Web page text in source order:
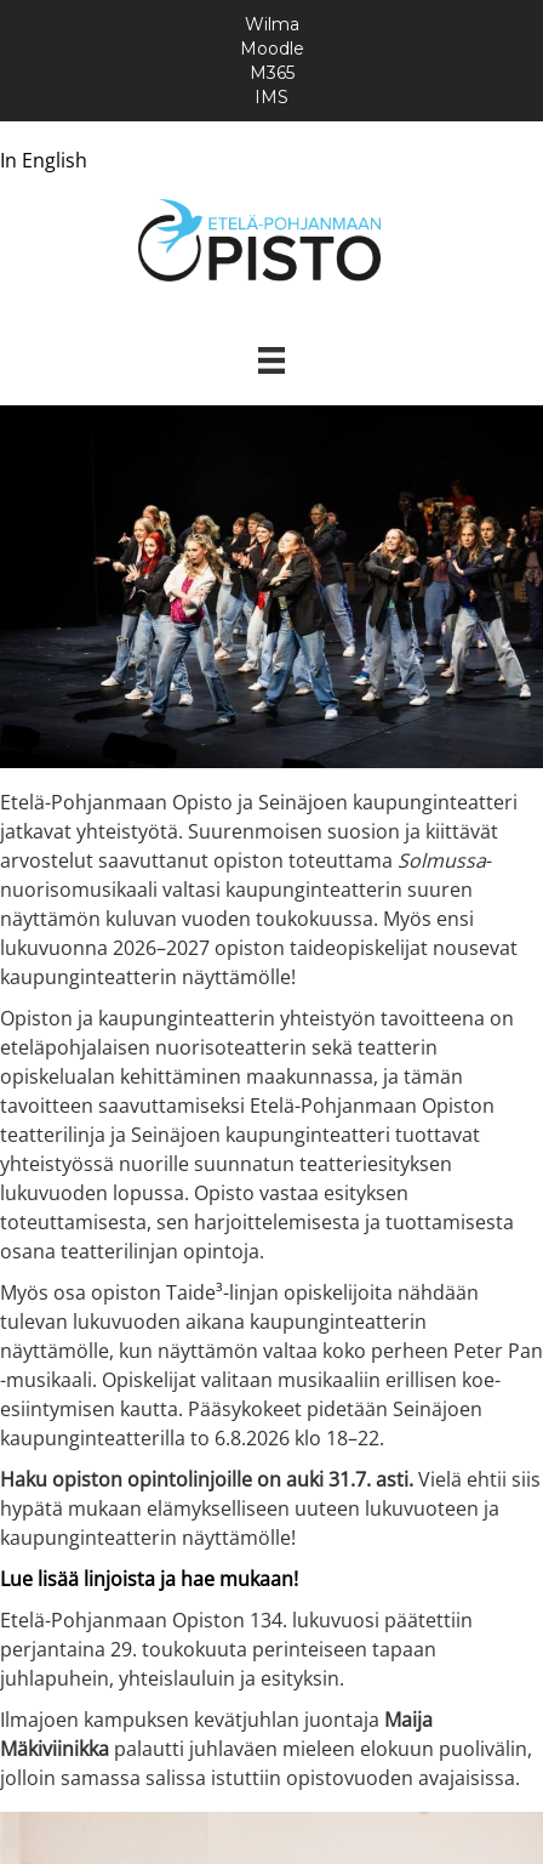
In English
Wilma
Moodle
M365
IMS
Etelä-Pohjanmaan Opisto ja Seinäjoen kaupunginteatteri
jatkavat yhteistyötä. Suurenmoisen suosion ja kiittävät
arvostelut saavuttanut opiston toteuttama Solmussa-
nuorisomusikaali valtasi kaupunginteatterin suuren
näyttämön kuluvan vuoden toukokuussa. Myös ensi
lukuvuonna 2026–2027 opiston taideopiskelijat nousevat
kaupunginteatterin näyttämölle!
Opiston ja kaupunginteatterin yhteistyön tavoitteena on
eteläpohjalaisen nuorisoteatterin sekä teatterin
opiskelualan kehittäminen maakunnassa, ja tämän
tavoitteen saavuttamiseksi Etelä-Pohjanmaan Opiston
teatterilinja ja Seinäjoen kaupunginteatteri tuottavat
yhteistyössä nuorille suunnatun teatteriesityksen
lukuvuoden lopussa. Opisto vastaa esityksen
toteuttamisesta, sen harjoittelemisesta ja tuottamisesta
osana teatterilinjan opintoja.
Myös osa opiston Taide³-linjan opiskelijoita nähdään
tulevan lukuvuoden aikana kaupunginteatterin
näyttämölle, kun näyttämön valtaa koko perheen Peter Pan
-musikaali. Opiskelijat valitaan musikaaliin erillisen koe-
esiintymisen kautta. Pääsykokeet pidetään Seinäjoen
kaupunginteatterilla to 6.8.2026 klo 18–22.
Haku opiston opintolinjoille on auki 31.7.asti.Vielä ehtii siis
hypätä mukaan elämykselliseen uuteen lukuvuoteen ja
kaupunginteatterin näyttämölle!
Lue lisää linjoista ja hae mukaan!
Etelä-Pohjanmaan Opiston 134. lukuvuosi päätettiin
perjantaina 29. toukokuuta perinteiseen tapaan
juhlapuhein, yhteislauluin ja esityksin.
Ilmajoen kampuksen kevätjuhlan juontaja Maija
Mäkiviinikka palautti juhlaväen mieleen elokuun puolivälin,
jolloin samassa salissa istuttiin opistovuoden avajaisissa.